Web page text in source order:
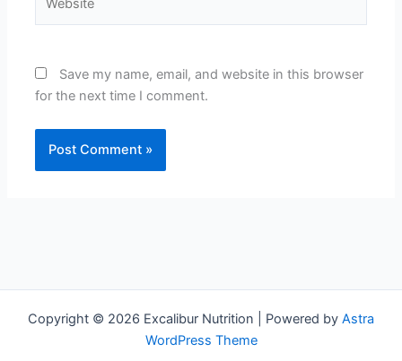
Save my name, email, and website in this browser
for the next time I comment.
Copyright © 2026 Excalibur Nutrition | Powered by Astra
WordPress Theme